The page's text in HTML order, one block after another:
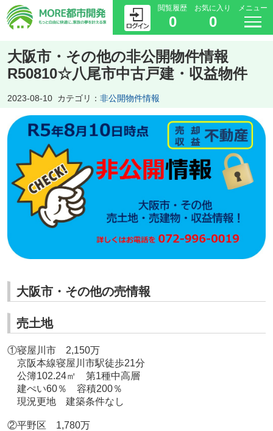
閲覧履歴
0
お気に入り
0
メニュー
大阪市・その他の非公開物件情報
R50810☆八尾市中古戸建・収益物件
2023-08-10 カテゴリ： 非公開物件情報
大阪市・その他の売情報
売土地
①寝屋川市 2,150万
京阪本線寝屋川市駅徒歩21分
公簿102.24㎡ 第1種中高層
建ぺい60％ 容積200％
現況更地 建築条件なし
②平野区 1,780万